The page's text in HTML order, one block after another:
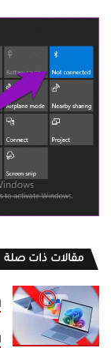
مقالات ذات صلة